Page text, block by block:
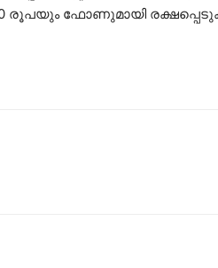
1000 രൂപയും ഫോണുമായി